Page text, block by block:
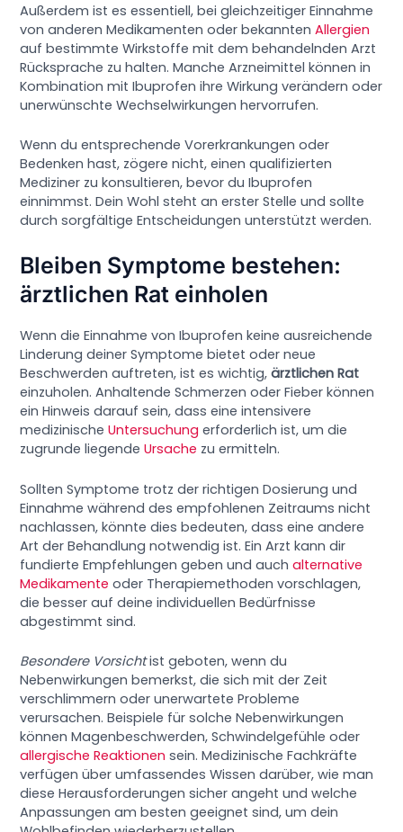
Außerdem ist es essentiell, bei gleichzeitiger Einnahme
von anderen Medikamenten oder bekanntenAllergien
auf bestimmte Wirkstoffe mit dem behandelnden Arzt
Rücksprache zu halten. Manche Arzneimittel können in
Kombination mit Ibuprofen ihre Wirkung verändern oder
unerwünschte Wechselwirkungen hervorrufen.
Wenn du entsprechende Vorerkrankungen oder
Bedenken hast, zögere nicht, einen qualifizierten
Mediziner zu konsultieren, bevor du Ibuprofen
einnimmst. Dein Wohl steht an erster Stelle und sollte
durch sorgfältige Entscheidungen unterstützt werden.
Bleiben Symptome bestehen:
ärztlichen Rat einholen
Wenn die Einnahme von Ibuprofen keine ausreichende
Linderung deiner Symptome bietet oder neue
Beschwerden auftreten, ist es wichtig,ärztlichen Rat
einzuholen. Anhaltende Schmerzen oder Fieber können
ein Hinweis darauf sein, dass eine intensivere
medizinischeUntersuchung erforderlich ist, um die
zugrunde liegendeUrsache zu ermitteln.
Sollten Symptome trotz der richtigen Dosierung und
Einnahme während des empfohlenen Zeitraums nicht
nachlassen, könnte dies bedeuten, dass eine andere
Art der Behandlung notwendig ist. Ein Arzt kann dir
fundierte Empfehlungen geben und auchalternative
Medikamente oder Therapiemethoden vorschlagen,
die besser auf deine individuellen Bedürfnisse
abgestimmt sind.
Besondere Vorsichtist geboten, wenn du
Nebenwirkungen bemerkst, die sich mit der Zeit
verschlimmern oder unerwartete Probleme
verursachen. Beispiele für solche Nebenwirkungen
können Magenbeschwerden, Schwindelgefühle oder
allergische Reaktionen sein. Medizinische Fachkräfte
verfügen über umfassendes Wissen darüber, wie man
diese Herausforderungen sicher angeht und welche
Anpassungen am besten geeignet sind, um dein